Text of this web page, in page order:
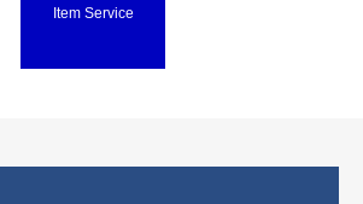
Item Service